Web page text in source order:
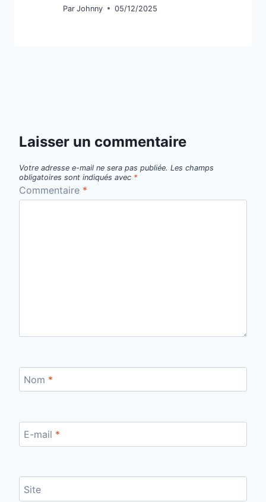
Par Johnny 05/12/2025
Laisser un commentaire
Votre adresse e-mail ne sera pas publiée. Les champs
obligatoires sont indiqués avec *
Commentaire *
Nom *
E-mail *
Site